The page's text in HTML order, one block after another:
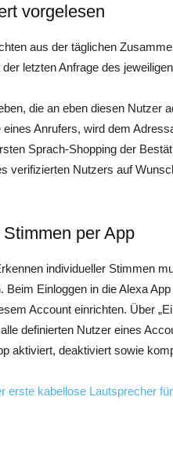
vorgelesen
aus der täglichen
letzten Anfrage des
die an eben diesen Nutzer
Anrufers, wird dem
Sprach-Shopping der
verifizierten Nutzers auf
per App
individueller Stimmen
Beim Einloggen in die Alexa
Account einrichten. Über
definierten Nutzer eines
aktiviert, deaktiviert sowie
erste kabellose Lautsprecher